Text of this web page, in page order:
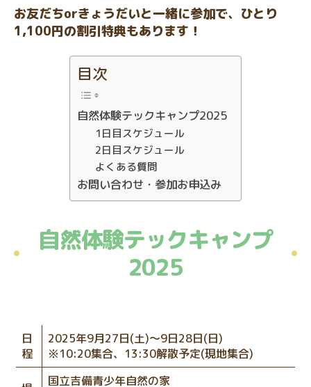
お友だちorきょうだいと一緒に参加で、ひとり
1,100円の割引特典もあります！
目次
自然体験テックキャンプ2025
1日目スケジュール
2日目スケジュール
よくある質問
お問い合わせ・参加お申込み
自然体験テックキャンプ
2025
日
程
2025年9月27日(土)～9日28日(日)
※10:20集合、13:30解散予定(現地集合)
国立吉備青少年自然の家